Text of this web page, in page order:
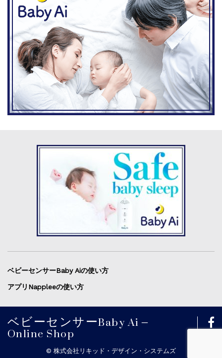
ベビーセンサーBaby Aiの使い方
アプリNappleeの使い方
ベビーセンサーBaby Ai –
Online Shop
©︎ 株式会社リキッド・デザイン・システムズ